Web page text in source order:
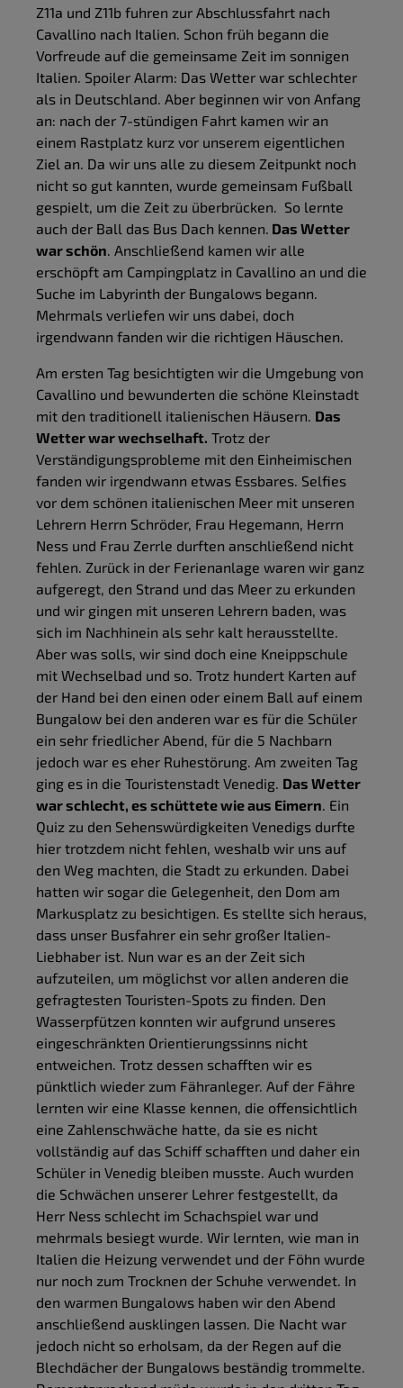
Z11a und Z11b fuhren zur Abschlussfahrt nach
Cavallino nach Italien. Schon früh begann die
Vorfreude auf die gemeinsame Zeit im sonnigen
Italien. Spoiler Alarm: Das Wetter war schlechter
als in Deutschland. Aber beginnen wir von Anfang
an: nach der 7-stündigen Fahrt kamen wir an
einem Rastplatz kurz vor unserem eigentlichen
Ziel an. Da wir uns alle zu diesem Zeitpunkt noch
nicht so gut kannten, wurde gemeinsam Fußball
gespielt, um die Zeit zu überbrücken. So lernte
auch der Ball das Bus Dach kennen. Das Wetter
war schön . Anschließend kamen wir alle
erschöpft am Campingplatz in Cavallino an und die
Suche im Labyrinth der Bungalows begann.
Mehrmals verliefen wir uns dabei, doch
irgendwann fanden wir die richtigen Häuschen.
Am ersten Tag besichtigten wir die Umgebung von
Cavallino und bewunderten die schöne Kleinstadt
mit den traditionell italienischen Häusern. Das
Wetter war wechselhaft. Trotz der
Verständigungsprobleme mit den Einheimischen
fanden wir irgendwann etwas Essbares. Selfies
vor dem schönen italienischen Meer mit unseren
Lehrern Herrn Schröder, Frau Hegemann, Herrn
Ness und Frau Zerrle durften anschließend nicht
fehlen. Zurück in der Ferienanlage waren wir ganz
aufgeregt, den Strand und das Meer zu erkunden
und wir gingen mit unseren Lehrern baden, was
sich im Nachhinein als sehr kalt herausstellte.
Aber was solls, wir sind doch eine Kneippschule
mit Wechselbad und so. Trotz hundert Karten auf
der Hand bei den einen oder einem Ball auf einem
Bungalow bei den anderen war es für die Schüler
ein sehr friedlicher Abend, für die 5 Nachbarn
jedoch war es eher Ruhestörung. Am zweiten Tag
ging es in die Touristenstadt Venedig. Das Wetter
war schlecht, es schüttete wie aus Eimern . Ein
Quiz zu den Sehenswürdigkeiten Venedigs durfte
hier trotzdem nicht fehlen, weshalb wir uns auf
den Weg machten, die Stadt zu erkunden. Dabei
hatten wir sogar die Gelegenheit, den Dom am
Markusplatz zu besichtigen. Es stellte sich heraus,
dass unser Busfahrer ein sehr großer Italien-
Liebhaber ist. Nun war es an der Zeit sich
aufzuteilen, um möglichst vor allen anderen die
gefragtesten Touristen-Spots zu finden. Den
Wasserpfützen konnten wir aufgrund unseres
eingeschränkten Orientierungssinns nicht
entweichen. Trotz dessen schafften wir es
pünktlich wieder zum Fähranleger. Auf der Fähre
lernten wir eine Klasse kennen, die offensichtlich
eine Zahlenschwäche hatte, da sie es nicht
vollständig auf das Schiff schafften und daher ein
Schüler in Venedig bleiben musste. Auch wurden
die Schwächen unserer Lehrer festgestellt, da
Herr Ness schlecht im Schachspiel war und
mehrmals besiegt wurde. Wir lernten, wie man in
Italien die Heizung verwendet und der Föhn wurde
nur noch zum Trocknen der Schuhe verwendet. In
den warmen Bungalows haben wir den Abend
anschließend ausklingen lassen. Die Nacht war
jedoch nicht so erholsam, da der Regen auf die
Blechdächer der Bungalows beständig trommelte.